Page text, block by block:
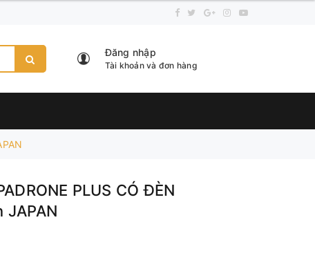
Đăng nhập
Tài khoản và đơn hàng
PLUS CÓ ĐÈN
JAPAN